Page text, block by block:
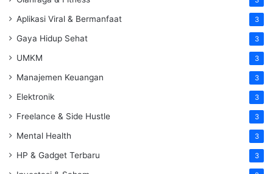
Aplikasi Viral & Bermanfaat 3
Gaya Hidup Sehat 3
UMKM 3
Manajemen Keuangan 3
Elektronik 3
Freelance & Side Hustle 3
Mental Health 3
HP & Gadget Terbaru 3